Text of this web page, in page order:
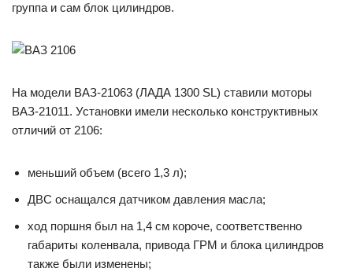
группа и сам блок цилиндров.
На модели ВАЗ-21063 (ЛАДА 1300 SL) ставили моторы
ВАЗ-21011. Установки имели несколько конструктивных
отличий от 2106:
меньший объем (всего 1,3 л);
ДВС оснащался датчиком давления масла;
ход поршня был на 1,4 см короче, соответственно
габариты коленвала, привода ГРМ и блока цилиндров
также были изменены;